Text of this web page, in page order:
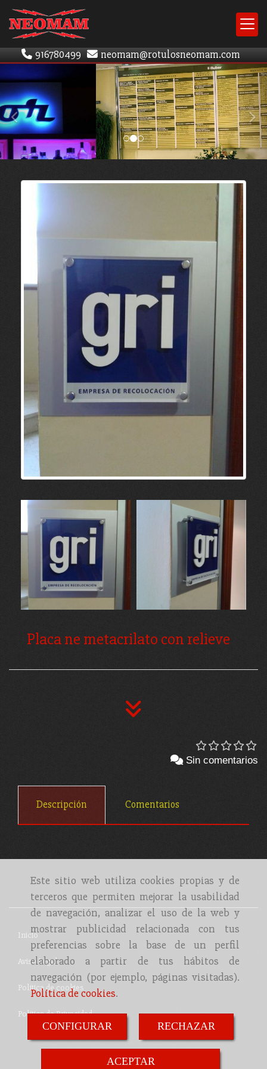
Este sitio web utiliza cookies propias y de
terceros que permiten mejorar la usabilidad
de navegación, analizar el uso de la web y
mostrar publicidad relacionada con tus
preferencias sobre la base de un perfil
elaborado a partir de tus hábitos de
navegación (por ejemplo, páginas visitadas).
Política de cookies.
CONFIGURAR RECHAZAR
ACEPTAR
916780499 neomam
rotulosneomam.com
prev
Placa ne metacrilato con relieve
Sin comentarios
Descripción Comentarios
Inicio
Aviso Legal
Política de cookies
Política de Privacidad